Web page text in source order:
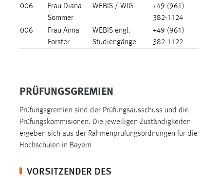
006
Frau Diana
Sommer
WEBIS / WIG
+49 (961)
382-1124
006
Frau Anna
Forster
WEBIS engl.
Studiengänge
+49 (961)
382-1122
PRÜFUNGSGREMIEN
Prüfungsgremien sind der Prüfungsausschuss und die
Prüfungskommisionen. Die jeweiligen Zuständigkeiten
ergeben sich aus der Rahmenprüfungsordnungen für die
Hochschulen in Bayern
VORSITZENDER DES
YouTube
Vimeo